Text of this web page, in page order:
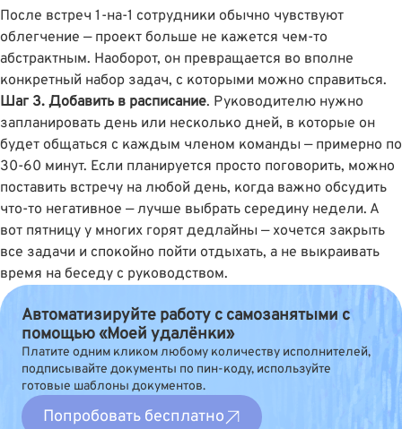
После встреч 1-на-1 сотрудники обычно чувствуют
облегчение — проект больше не кажется чем-то
абстрактным. Наоборот, он превращается во вполне
конкретный набор задач, с которыми можно справиться.
Шаг 3. Добавить в расписание. Руководителю нужно
запланировать день или несколько дней, в которые он
будет общаться с каждым членом команды — примерно по
30-60 минут. Если планируется просто поговорить, можно
поставить встречу на любой день, когда важно обсудить
что-то негативное — лучше выбрать середину недели. А
вот пятницу у многих горят дедлайны — хочется закрыть
все задачи и спокойно пойти отдыхать, а не выкраивать
время на беседу с руководством.
Автоматизируйте работу с самозанятыми с
помощью «Моей удалёнки»
Платите одним кликом любому количеству исполнителей,
подписывайте документы по пин-коду, используйте
готовые шаблоны документов.
Попробовать бесплатно